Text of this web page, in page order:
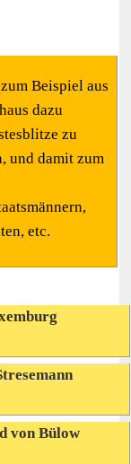
Beispiel aus
dazu
zu
und damit zum
etc.
von Bülow